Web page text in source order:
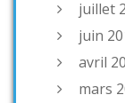
juillet
juin
avril
mars